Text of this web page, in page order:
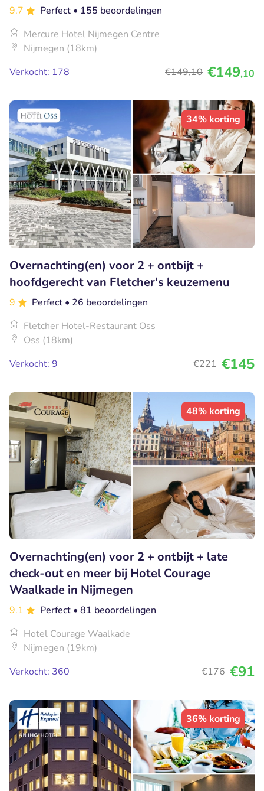
9.7 Perfect • 155 beoordelingen
Mercure Hotel Nijmegen Centre
Nijmegen (18km)
Verkocht: 178
€149,10 €149,10
34% korting
Overnachting(en) voor 2 + ontbijt +
hoofdgerecht van Fletcher's keuzemenu
9 Perfect • 26 beoordelingen
Fletcher Hotel-Restaurant Oss
Oss (18km)
Verkocht: 9
€221 €145
48% korting
Overnachting(en) voor 2 + ontbijt + late
check-out en meer bij Hotel Courage
Waalkade in Nijmegen
9.1 Perfect • 81 beoordelingen
Hotel Courage Waalkade
Nijmegen (19km)
Verkocht: 360
€176 €91
36% korting